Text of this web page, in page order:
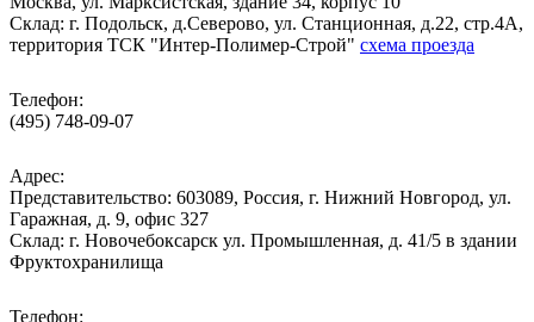
Cклад: г. Подольск, д.Северово, ул. Станционная, д.22, стр.4А,
территория ТСК "Интер-Полимер-Строй" схема проезда
Телефон:
(495) 748-09-07
Адрес:
Представительство: 603089, Россия, г. Нижний Новгород, ул.
Гаражная, д. 9, офис 327
Склад: г. Новочебоксарск ул. Промышленная, д. 41/5 в здании
Фруктохранилища
Телефон: